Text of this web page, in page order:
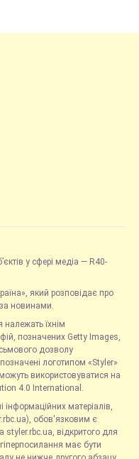
у сфері медіа — R40-
який розповідає про
новинами.
належать їхнім
позначених Getty Images,
дозволу
логотипом «Styler»
використовуватися на
4.0 International.
матеріалів,
обов'язковим є
styler.rbc.ua, відкритого для
має бути